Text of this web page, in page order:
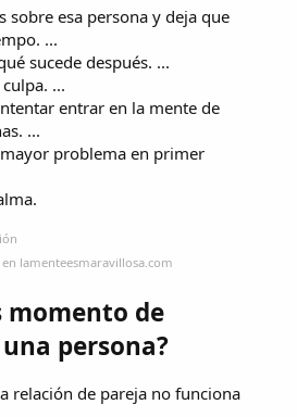
sobre esa persona y deja que
...
sucede después. ...
...
entrar en la mente de
...
problema en primer
lamenteesmaravillosa.com
momento de
persona?
relación de pareja no funciona